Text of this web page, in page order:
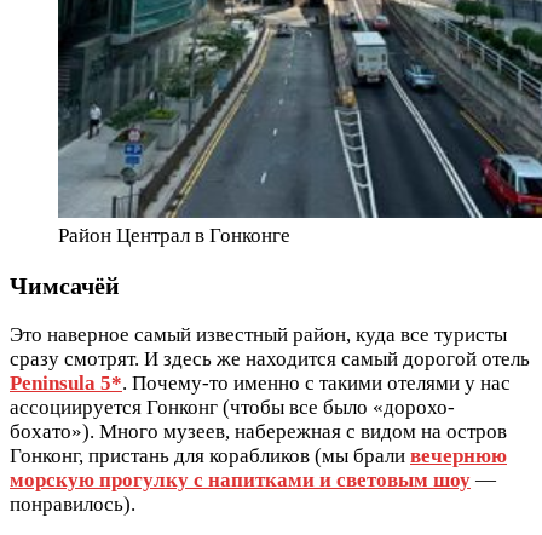
Район Централ в Гонконге
Чимсачёй
Это наверное самый известный район, куда все туристы
сразу смотрят. И здесь же находится самый дорогой отель
Peninsula 5*. Почему-то именно с такими отелями у нас
ассоциируется Гонконг (чтобы все было «дорохо-
бохато»). Много музеев, набережная с видом на остров
Гонконг, пристань для корабликов (мы брали вечернюю
морскую прогулку с напитками и световым шоу —
понравилось).